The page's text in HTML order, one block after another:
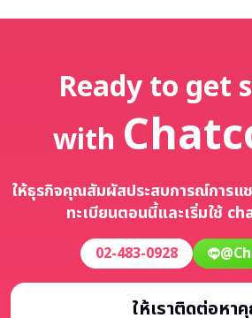
Ready to get
with
ให้ธุรกิจคุณสัมผัสประสบการณ์การแ
ทะเบียนตอนนี้และเริ่มใช้
02-483-0928
ให้เราติดต่อหา